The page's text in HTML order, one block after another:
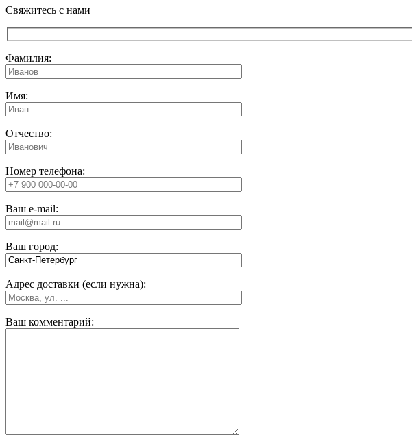
Свяжитесь с нами
Фамилия:
Имя:
Отчество:
Номер телефона:
Ваш e-mail:
Ваш город:
Адрес доставки (если нужна):
Ваш комментарий: